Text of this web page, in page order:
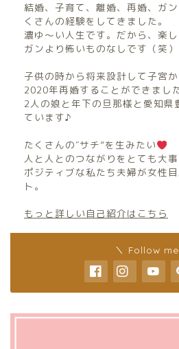
結婚、子育て、離婚、再婚、ガ
くさんの経験をしてきました。
濃ゆ〜い人生です。だから、楽し
ガンより怖いものなしです（笑）
子供の時から将来設計して子宮
2020年再婚することができまし
2人の娘と年下の旦那様と愛知県
ています♪
たくさんの″サチ”を生みたい
人と人とのつながりをとても大事
ポジティブな私たち夫婦が女性
ト。
もっと詳しい自己紹介はこちら
＼ Follow me